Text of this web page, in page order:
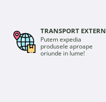
TRANSPORT EXTERN
Putem expedia
produsele aproape
oriunde in lume!